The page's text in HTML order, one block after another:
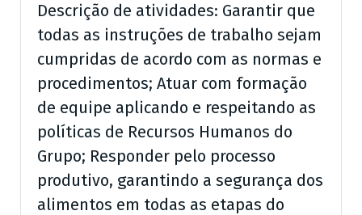
Descrição de atividades: Garantir que
todas as instruções de trabalho sejam
cumpridas de acordo com as normas e
procedimentos; Atuar com formação
de equipe aplicando e respeitando as
políticas de Recursos Humanos do
Grupo; Responder pelo processo
produtivo, garantindo a segurança dos
alimentos em todas as etapas do